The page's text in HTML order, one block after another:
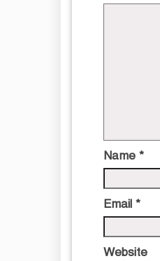
Name *
Email *
Website